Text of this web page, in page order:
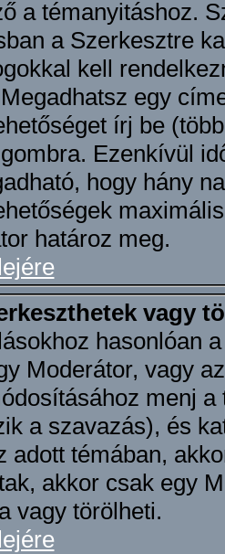
a témanyitáshoz.
a Szerkesztre
kell
egy
írj be
Ezenkívül
hogy hány
határoz meg.
vagy
hasonlóan
Moderátor, vagy
menj
a szavazás), és
adott témában,
akkor csak egy
vagy törölheti.